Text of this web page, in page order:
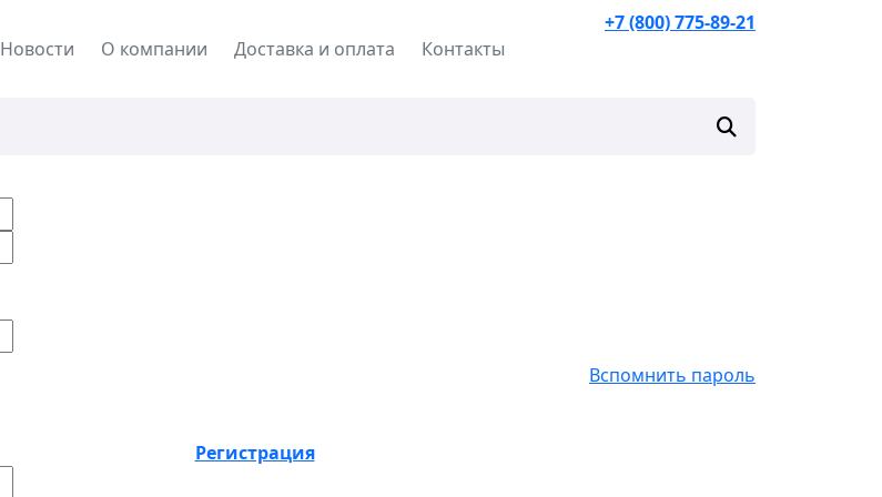
Новости О компании Доставка и оплата Контакты
+7 (800) 775-89-21
Вспомнить пароль
Регистрация